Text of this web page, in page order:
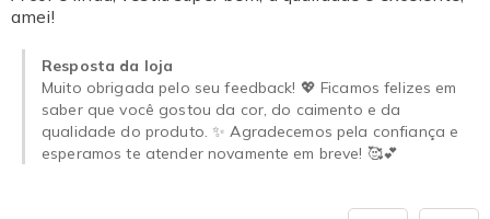
amei!
Resposta da loja
Muito obrigada pelo seu feedback! 💖 Ficamos felizes em
saber que você gostou da cor, do caimento e da
qualidade do produto. ✨ Agradecemos pela confiança e
esperamos te atender novamente em breve! 🥰💕